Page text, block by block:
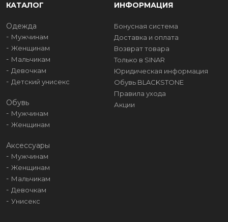
КАТАЛОГ
Одежда
Мужчинам
Женщинам
Мальчикам
Девочкам
Детский унисекс
Обувь
Мужчинам
Женщинам
Аксессуары
Мужчинам
Женщинам
Мальчикам
Девочкам
Унисекс
ИНФОРМАЦИЯ
Бонусная система
Доставка и оплата
Возврат товара
Только в SINAR
Юридическая информация
Обувь BLACKSTONE
Правила ухода
Акции